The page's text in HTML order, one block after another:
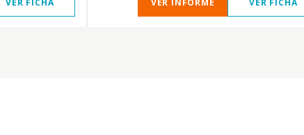
VER FICHA VER INFORME VER FICHA